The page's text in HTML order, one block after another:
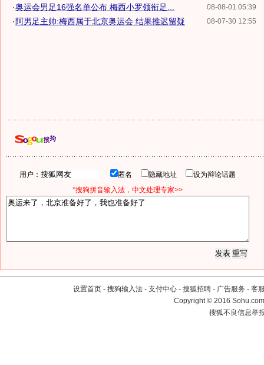
08-08-01 05:39
·奥运会男足16强名单公布 梅西小罗领衔足...
08-07-30 12:55
· 阿男足主帅:梅西属于北京奥运会 结果推迟留疑
用户： 匿名 隐藏地址
设为辩论话题
*搜狗拼音输入法，中文处理专家>>
设置首页 - 搜狗输入法 - 支付中心 - 搜狐招聘 - 广告服务 - 客
Copyright©2016
搜狐不良信息举